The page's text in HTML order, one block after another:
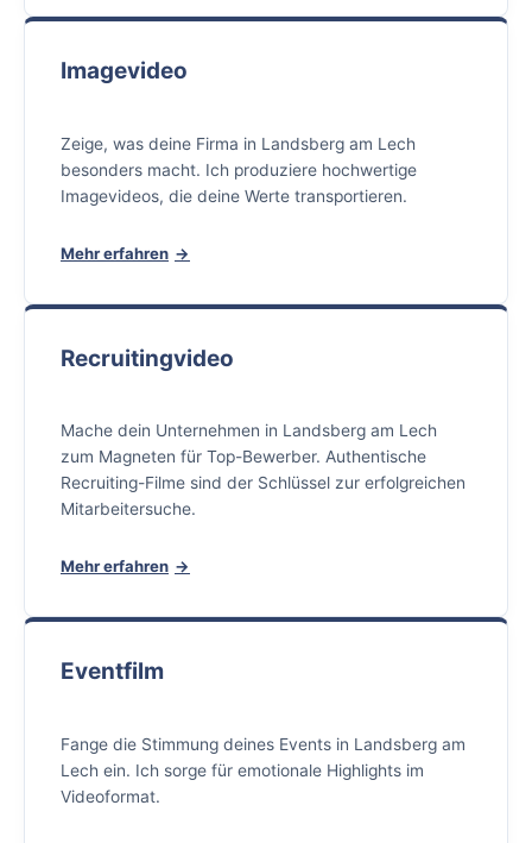
Imagevideo
Zeige, was deine Firma in Landsberg am Lech
besonders macht. Ich produziere hochwertige
Imagevideos, die deine Werte transportieren.
Mehr erfahren
Recruitingvideo
Mache dein Unternehmen in Landsberg am Lech
zum Magneten für Top-Bewerber. Authentische
Recruiting-Filme sind der Schlüssel zur erfolgreichen
Mitarbeitersuche.
Mehr erfahren
Eventfilm
Fange die Stimmung deines Events in Landsberg am
Lech ein. Ich sorge für emotionale Highlights im
Videoformat.